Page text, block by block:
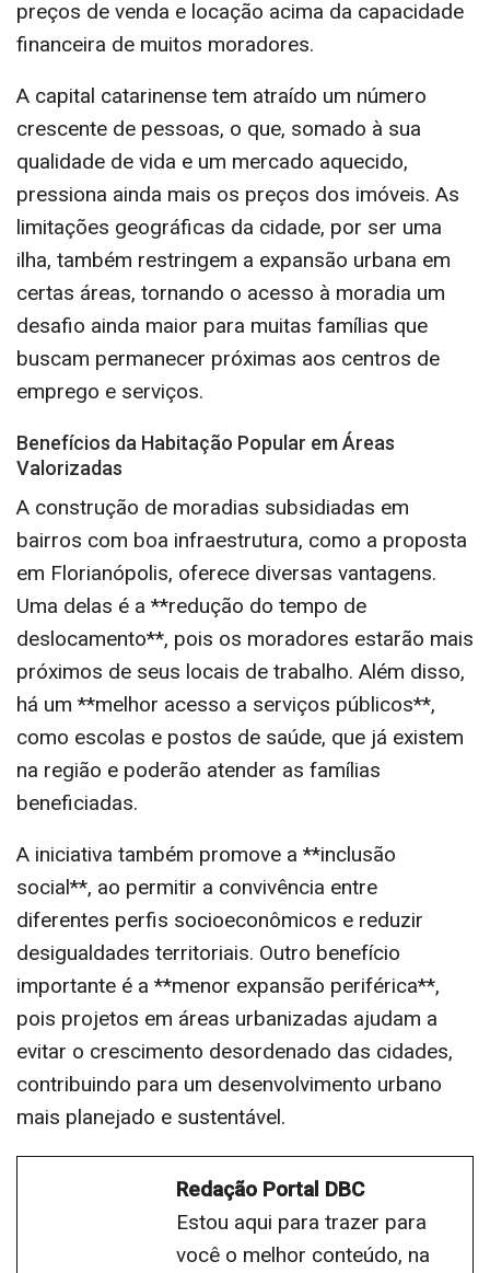
preços de venda e locação acima da capacidade
financeira de muitos moradores.
A capital catarinense tem atraído um número
crescente de pessoas, o que, somado à sua
qualidade de vida e um mercado aquecido,
pressiona ainda mais os preços dos imóveis. As
limitações geográficas da cidade, por ser uma
ilha, também restringem a expansão urbana em
certas áreas, tornando o acesso à moradia um
desafio ainda maior para muitas famílias que
buscam permanecer próximas aos centros de
emprego e serviços.
Benefícios da Habitação Popular em Áreas
Valorizadas
A construção de moradias subsidiadas em
bairros com boa infraestrutura, como a proposta
em Florianópolis, oferece diversas vantagens.
Uma delas é a **redução do tempo de
deslocamento**, pois os moradores estarão mais
próximos de seus locais de trabalho. Além disso,
há um **melhor acesso a serviços públicos**,
como escolas e postos de saúde, que já existem
na região e poderão atender as famílias
beneficiadas.
A iniciativa também promove a **inclusão
social**, ao permitir a convivência entre
diferentes perfis socioeconômicos e reduzir
desigualdades territoriais. Outro benefício
importante é a **menor expansão periférica**,
pois projetos em áreas urbanizadas ajudam a
evitar o crescimento desordenado das cidades,
contribuindo para um desenvolvimento urbano
mais planejado e sustentável.
Redação Portal DBC
Estou aqui para trazer para
você o melhor conteúdo, na